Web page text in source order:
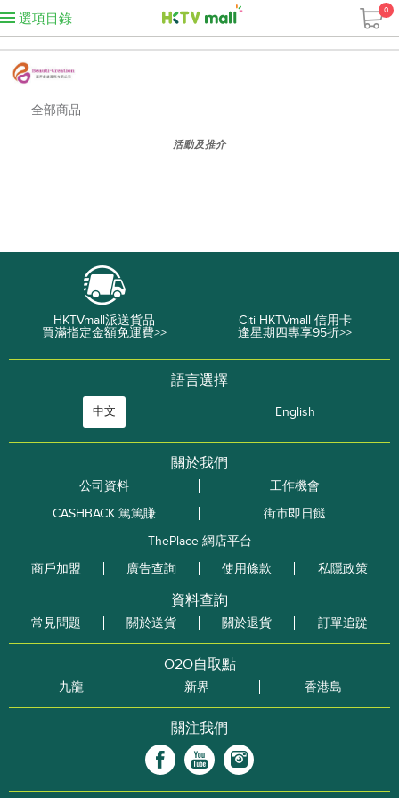
選項目錄
0
全部商品
活動及推介
HKTVmall派送貨品
買滿指定金額免運費>>
Citi HKTVmall 信用卡
逢星期四專享95折>>
語言選擇
中文 English
關於我們
公司資料
工作機會
CASHBACK 篤篤賺
街市即日餸
ThePlace 網店平台
商戶加盟
廣告查詢 使用條款 私隱政策
資料查詢
常見問題 關於送貨 關於退貨 訂單追踨
O2O自取點
九龍 新界 香港島
關注我們